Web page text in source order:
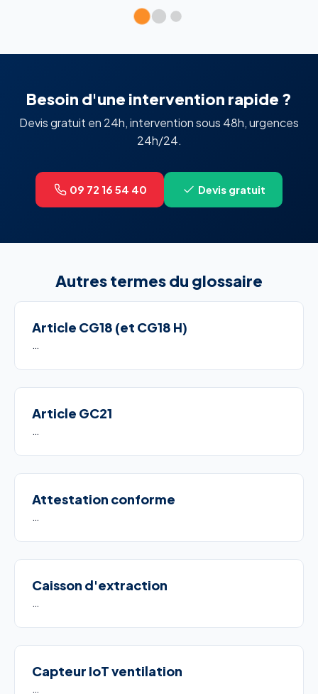
Besoin d'une intervention rapide ?
Devis gratuit en 24h, intervention sous 48h, urgences
24h/24.
09 72 16 54 40 Devis gratuit
Autres termes du glossaire
Article CG18 (et CG18 H)
Article GC21
Attestation conforme
Caisson d'extraction
Capteur IoT ventilation